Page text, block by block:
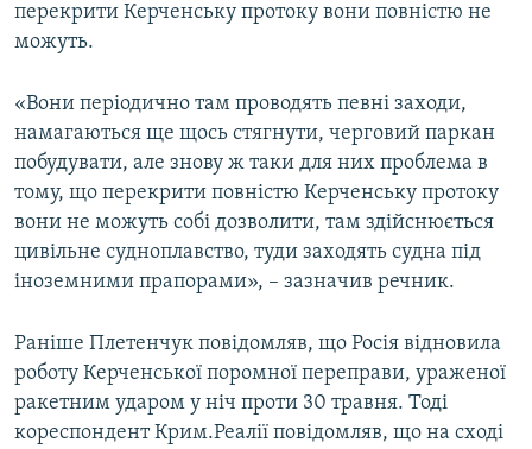
перекрити Керченську протоку вони повністю не
можуть.
«Вони періодично там проводять певні заходи,
намагаються ще щось стягнути, черговий паркан
побудувати, але знову ж таки для них проблема в
тому, що перекрити повністю Керченську протоку
вони не можуть собі дозволити, там здійснюється
цивільне судноплавство, туди заходять судна під
іноземними прапорами», – зазначив речник.
Раніше Плетенчук повідомляв, що Росія відновила
роботу Керченської поромної переправи, ураженої
ракетним ударом у ніч проти 30 травня. Тоді
кореспондент Крим.Реалії повідомляв, що на сході